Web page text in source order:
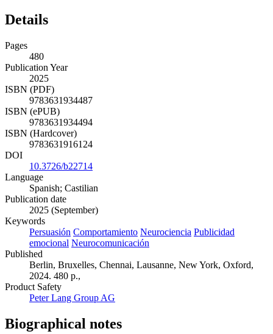
Details
Pages
480
Publication Year
2025
ISBN (PDF)
9783631934487
ISBN (ePUB)
9783631934494
ISBN (Hardcover)
9783631916124
DOI
10.3726/b22714
Language
Spanish; Castilian
Publication date
2025 (September)
Keywords
Persuasión Comportamiento Neurociencia Publicidad
emocional Neurocomunicación
Published
Berlin, Bruxelles, Chennai, Lausanne, New York, Oxford,
2024. 480 p.,
Product Safety
Peter Lang Group AG
Biographical notes